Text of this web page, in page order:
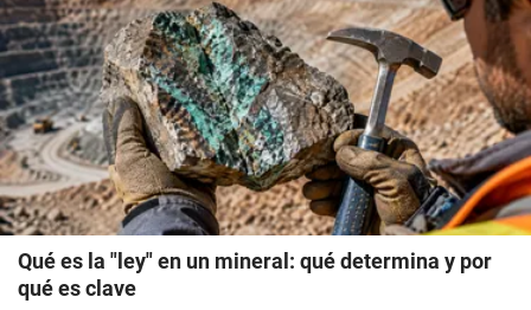
Qué es la "ley" en un mineral: qué determina y por
qué es clave